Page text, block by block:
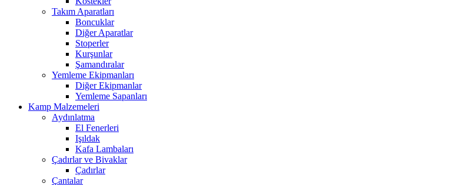
Takım Aparatları
Boncuklar
Diğer Aparatlar
Stoperler
Kurşunlar
Şamandıralar
Yemleme Ekipmanları
Diğer Ekipmanlar
Yemleme Sapanları
Kamp Malzemeleri
Aydınlatma
El Fenerleri
Işıldak
Kafa Lambaları
Çadırlar ve Bivaklar
Çadırlar
Çantalar